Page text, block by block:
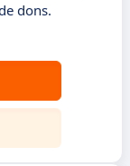
dons.